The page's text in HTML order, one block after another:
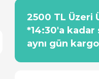
2500 TL Üzeri
*14:30'a
aynı gün